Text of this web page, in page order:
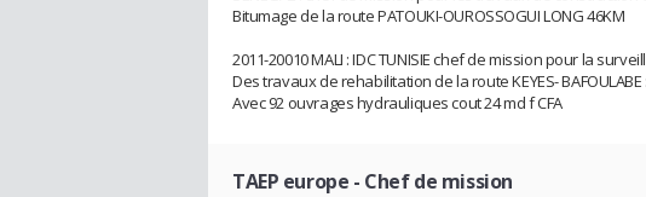
Bitumage de la route PATOUKI-OUROSSOGUI LONG 46KM
2011-20010 MALI : IDC TUNISIE chef de mission pour la
Des travaux de rehabilitation de la route KEYES- BAFOULABE
Avec 92 ouvrages hydrauliques cout 24 md f CFA
TAEP europe - Chef de mission